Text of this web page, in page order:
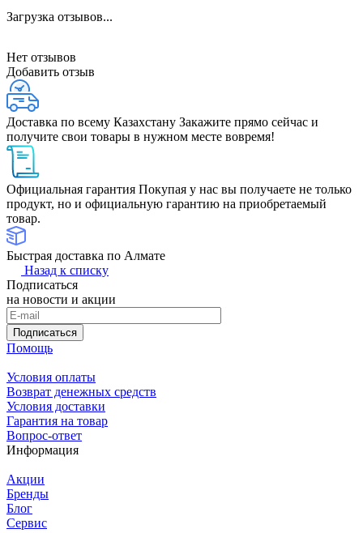
Загрузка отзывов...
Нет отзывов
Добавить отзыв
Доставка по всему Казахстану Закажите прямо сейчас и
получите свои товары в нужном месте вовремя!
Официальная гарантия Покупая у нас вы получаете не только
продукт, но и официальную гарантию на приобретаемый
товар.
Быстрая доставка по Алмате
Назад к списку
Подписаться
на новости и акции
Подписаться
Помощь
Условия оплаты
Возврат денежных средств
Условия доставки
Гарантия на товар
Вопрос-ответ
Информация
Акции
Бренды
Блог
Сервис